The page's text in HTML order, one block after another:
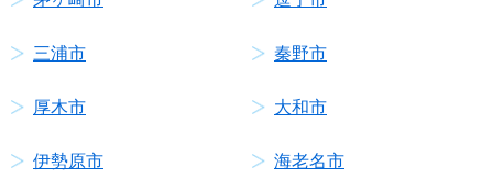
三浦市 秦野市
厚木市 大和市
伊勢原市 海老名市